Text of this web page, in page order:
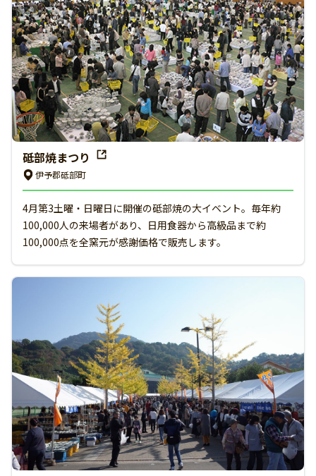
砥部焼まつり
伊予郡砥部町
4月第3土曜・日曜日に開催の砥部焼の大イベント。毎年約
100,000人の来場者があり、日用食器から高級品まで約
100,000点を全窯元が感謝価格で販売します。